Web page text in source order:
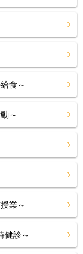
食～
～
業～
診～